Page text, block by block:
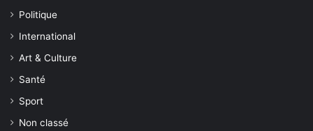
Politique
International
Art & Culture
Santé
Sport
Non classé